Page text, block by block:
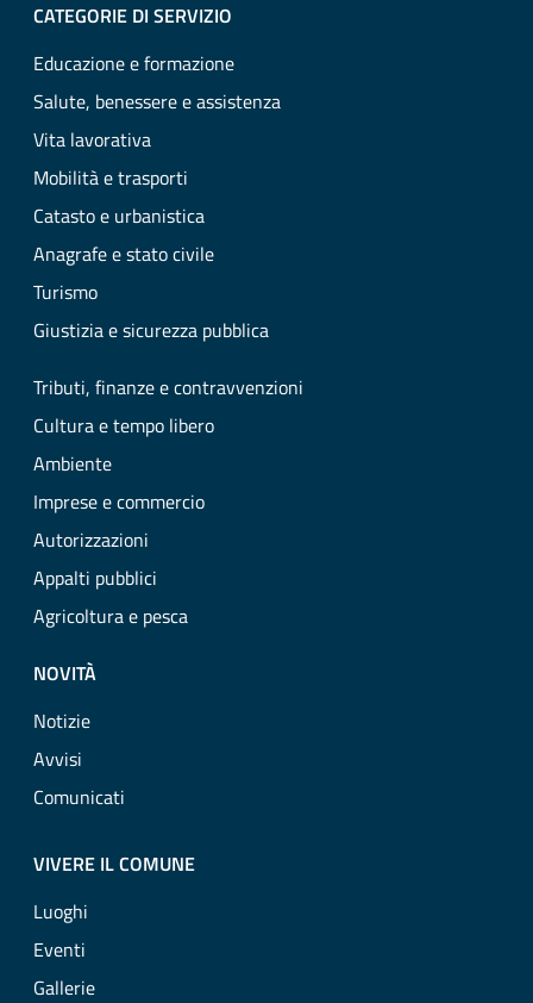
CATEGORIE DI SERVIZIO
Educazione e formazione
Salute, benessere e assistenza
Vita lavorativa
Mobilità e trasporti
Catasto e urbanistica
Anagrafe e stato civile
Turismo
Giustizia e sicurezza pubblica
Tributi, finanze e contravvenzioni
Cultura e tempo libero
Ambiente
Imprese e commercio
Autorizzazioni
Appalti pubblici
Agricoltura e pesca
NOVITÀ
Notizie
Avvisi
Comunicati
VIVERE IL COMUNE
Luoghi
Eventi
Gallerie